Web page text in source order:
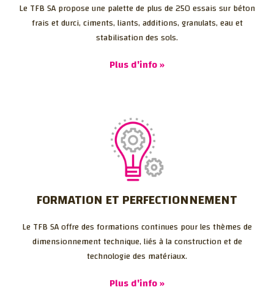
Le TFB SA propose une palette de plus de 250 essais sur béton
frais et durci, ciments, liants, additions, granulats, eau et
stabilisation des sols.
Plus d'info »
FORMATION ET PERFECTIONNEMENT
Le TFB SA offre des formations continues pour les thèmes de
dimensionnement technique, liés à la construction et de
technologie des matériaux.
Plus d'info »